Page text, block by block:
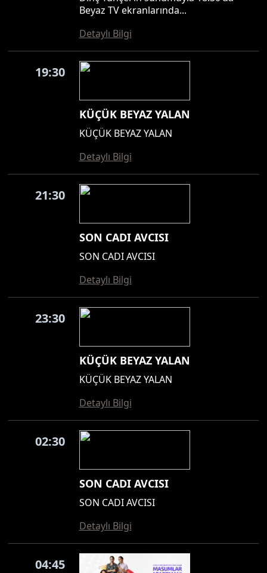
Beyaz TV ekranlarında...
Detaylı Bilgi
19:30
KÜÇÜK BEYAZ YALAN
KÜÇÜK BEYAZ YALAN
Detaylı Bilgi
21:30
SON CADI AVCISI
SON CADI AVCISI
Detaylı Bilgi
23:30
KÜÇÜK BEYAZ YALAN
KÜÇÜK BEYAZ YALAN
Detaylı Bilgi
02:30
SON CADI AVCISI
SON CADI AVCISI
Detaylı Bilgi
04:45